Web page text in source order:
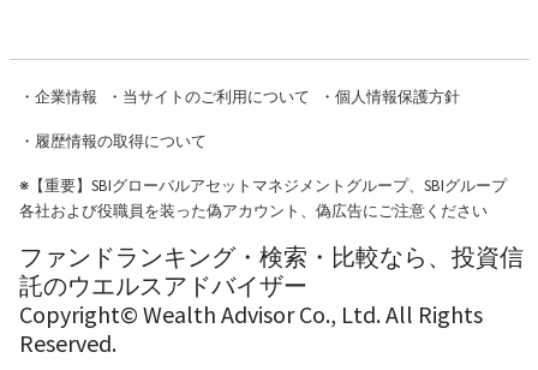
・ 企業情報 ・ 当サイトのご利用について ・ 個人情報保護方針
・ 履歴情報の取得について
※【重要】SBIグローバルアセットマネジメントグループ、SBIグループ
各社および役職員を装った偽アカウント、偽広告にご注意ください
ファンドランキング・検索・比較なら、投資信
託のウエルスアドバイザー
Copyright© Wealth Advisor Co., Ltd. All Rights
Reserved.